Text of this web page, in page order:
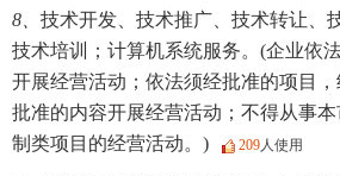
8、 技术开发、技术推广、技术转让、
技术培训；计算机系统服务。(企业依
开展经营活动；依法须经批准的项目
批准的内容开展经营活动；不得从事
制类项目的经营活动。)
209人使用